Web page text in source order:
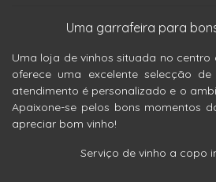
Uma garrafeira para
Uma loja de vinhos situada no
oferece uma excelente selecção
atendimento é personalizado e o
Apaixone-se pelos bons momentos
apreciar bom vinho!
Serviço de vinho a copo